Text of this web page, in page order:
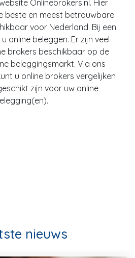
Onlinebrokers.nl. Hier
beste en meest betrouwbare
voor Nederland. Bij een
online beleggen. Er zijn veel
brokers beschikbaar op de
beleggingsmarkt. Via ons
u online brokers vergelijken
zijn voor uw online
nieuws